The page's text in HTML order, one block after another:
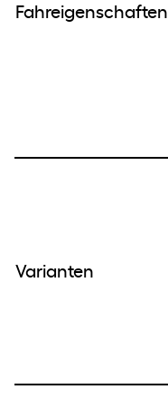
Fahreigenschaften
Varianten